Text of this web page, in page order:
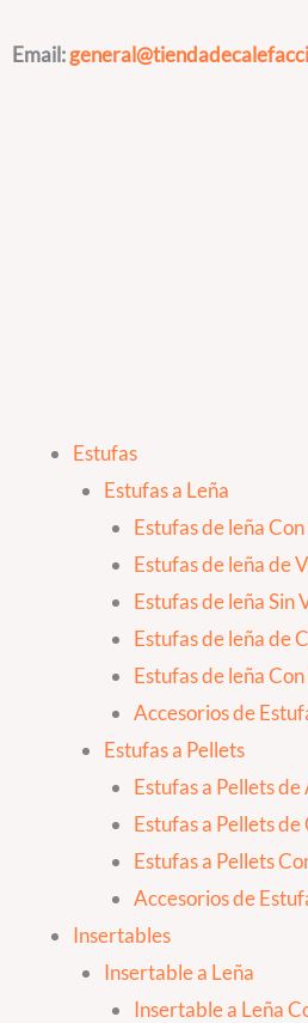
Email:
Estufas
Estufas a Leña
Estufas de leña
Estufas de leña de
Estufas de leña Sin
Estufas de leña de
Estufas de leña
Accesorios de
Estufas a Pellets
Estufas a Pellets
Estufas a Pellets
Estufas a Pellets
Accesorios de
Insertables
Insertable a Leña
Insertable a Leña